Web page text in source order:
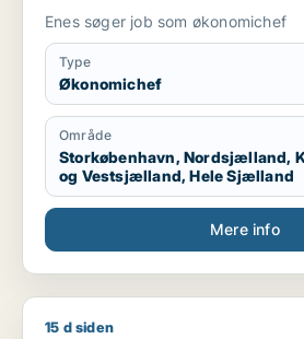
Enes søger job som økonomichef
Type
Økonomichef
Område
Storkøbenhavn, Nordsjælland,
og Vestsjælland, Hele Sjælland
Mere info
Annette søger job som
15 d siden